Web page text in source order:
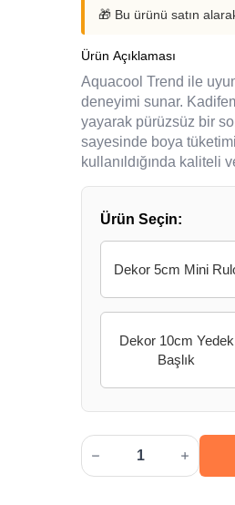
🎁 Bu ürünü satın
Ürün Açıklaması
Aquacool Trend ile
deneyimi sunar.
yayarak pürüzsüz bir
sayesinde boya
kullanıldığında kaliteli
Ürün Seçin:
Dekor 5cm Mini
Dekor 10cm Yedek
Başlık
Dekor
Kadife
Rulo